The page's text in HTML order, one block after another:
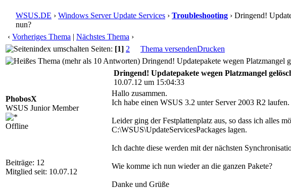
WSUS.DE › Windows Server Update Services › Troubleshooting › Dringend!
nun?
‹ Vorheriges Thema | Nächstes Thema ›
Seiten: [1] 2 Thema versendenDrucken
Dringend! Updatepakete wegen Platzmangel
PhobosX
WSUS Junior Member
Offline
Beiträge: 12
Mitglied seit: 10.07.12
Dringend! Updatepakete wegen Platzmangel
10.07.12 um 15:04:33
Hallo zusammen.
Ich habe einen WSUS 3.2 unter Server 2003 R2 laufen.
Leider ging der Festplattenplatz aus, so dass ich alles
C:\WSUS\UpdateServicesPackages lagen.
Ich dachte diese werden mit der nächsten
Wie komme ich nun wieder an die ganzen Pakete?
Danke und Grüße